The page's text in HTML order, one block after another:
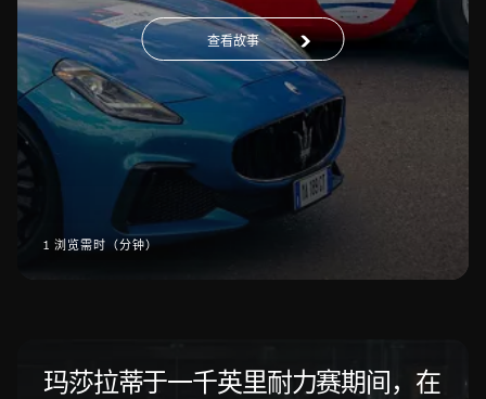
1 浏览需时（分钟）
查看故事
玛莎拉蒂于一千英里耐力赛期间，在